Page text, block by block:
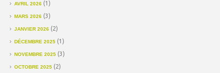
AVRIL 2026 (1)
MARS 2026 (3)
JANVIER 2026 (2)
DÉCEMBRE 2025 (1)
NOVEMBRE 2025 (3)
OCTOBRE 2025 (2)